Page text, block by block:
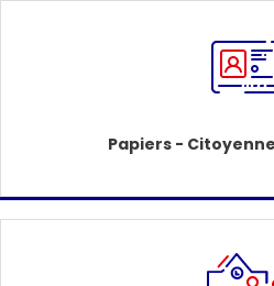
Papiers -